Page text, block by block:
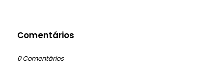
Comentários
0 Comentários